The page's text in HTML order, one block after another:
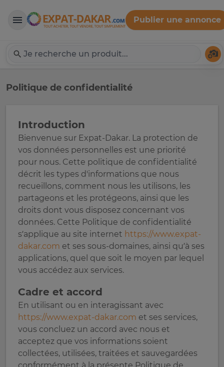
Expat-Dakar
Publier une annonce
Politique de confidentialité
Introduction
Bienvenue sur Expat-Dakar. La protection de
vos données personnelles est une priorité
pour nous. Cette politique de confidentialité
décrit les types d'informations que nous
recueillons, comment nous les utilisons, les
partageons et les protégeons, ainsi que les
droits dont vous disposez concernant vos
données. Cette Politique de confidentialité
s’applique au site internet https://www.expat-
dakar.com et ses sous-domaines, ainsi qu’à ses
applications, quel que soit le moyen par lequel
vous accédez aux services.
Cadre et accord
En utilisant ou en interagissant avec
https://www.expat-dakar.com et ses services,
vous concluez un accord avec nous et
acceptez que vos informations soient
collectées, utilisées, traitées et sauvegardées